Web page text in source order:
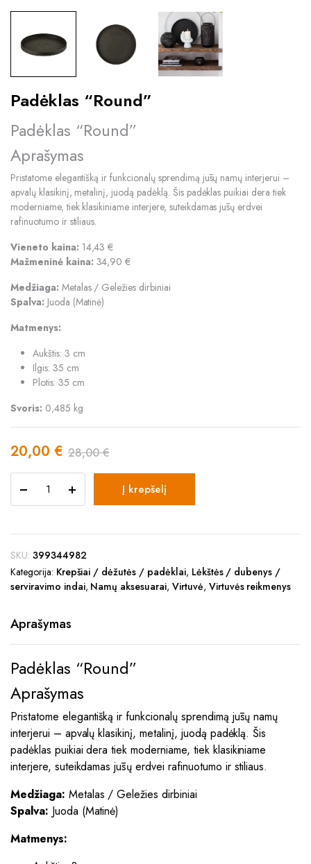
Padėklas “Round”
Padėklas “Round”
Aprašymas
Pristatome elegantišką ir funkcionalų sprendimą jūsų namų interjerui –
apvalų klasikinį, metalinį, juodą padėklą. Šis padėklas puikiai dera tiek
moderniame, tiek klasikiniame interjere, suteikdamas jūsų erdvei
rafinuotumo ir stiliaus.
Vieneto kaina: 14,43 €
Mažmeninė kaina: 34,90 €
Medžiaga: Metalas / Geležies dirbiniai
Spalva: Juoda (Matinė)
Matmenys:
Aukštis: 3 cm
Ilgis: 35 cm
Plotis: 35 cm
Svoris: 0,485 kg
28,00€
Original
price
was:
28,00 €.
20,00 €
Current
price
is:
20,00 €.
"Round"
quantity
Į krepšelį
SKU: 399344982
Kategorija: Krepšiai / dėžutės / padėklai, Lėkštės / dubenys /
serviravimo indai, Namų aksesuarai, Virtuvė, Virtuvės reikmenys
Aprašymas
Padėklas “Round”
Aprašymas
Pristatome elegantišką ir funkcionalų sprendimą jūsų namų
interjerui – apvalų klasikinį, metalinį, juodą padėklą. Šis
padėklas puikiai dera tiek moderniame, tiek klasikiniame
interjere, suteikdamas jūsų erdvei rafinuotumo ir stiliaus.
Medžiaga: Metalas / Geležies dirbiniai
Spalva: Juoda (Matinė)
Matmenys: